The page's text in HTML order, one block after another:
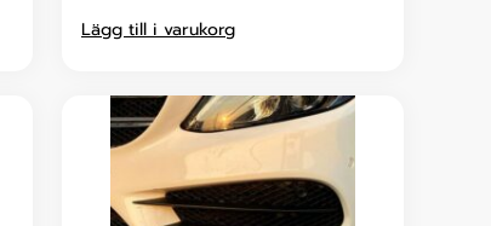
Lägg till i varukorg